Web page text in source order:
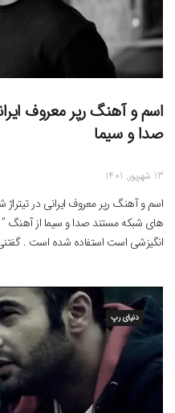
اسم و آهنگ رپر معروف
صدا و سیما
13 شهریور, 1401
اسم و آهنگ رپر معروف ایرانی در
های شبکه مستند صدا و سیما از
انگیزشی است استفاده شده است .
دنیای رپ